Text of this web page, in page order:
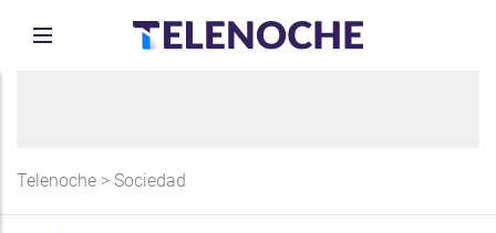
Telenoche > Sociedad